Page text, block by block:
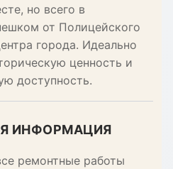
но всего в
от Полицейского
города. Идеально
ценность и
доступность.
ИНФОРМАЦИЯ
ремонтные работы